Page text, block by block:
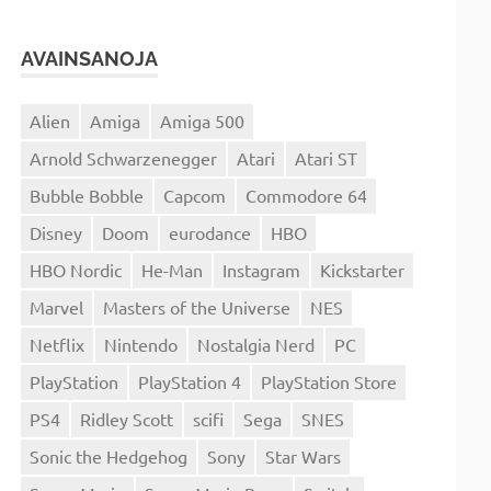
AVAINSANOJA
Alien Amiga
Amiga 500
Arnold Schwarzenegger
Atari
Atari ST
Bubble Bobble
Capcom
Commodore 64
Disney
Doom eurodance
HBO
HBO Nordic
He-Man Instagram
Kickstarter
Marvel
Masters of the Universe
NES
Netflix
Nintendo Nostalgia Nerd
PC
PlayStation
PlayStation 4
PlayStation Store
PS4
Ridley Scott scifi Sega
SNES
Sonic the Hedgehog
Sony
Star Wars